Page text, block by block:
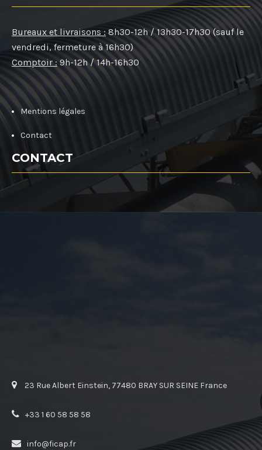
Bureaux et livraisons : 8h30-12h / 13h30-17h30 (sauf le
vendredi, fermeture à 16h30)
Comptoir : 9h-12h / 14h-16h30
Mentions légales
Contact
CONTACT
23 Rue Albert Einstein, 77480 BRAY SUR SEINE France
+33 1 60 58 58 58
info@ficap.fr